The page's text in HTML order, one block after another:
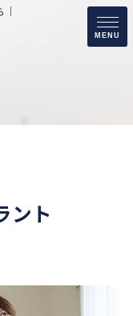
MENU
ント